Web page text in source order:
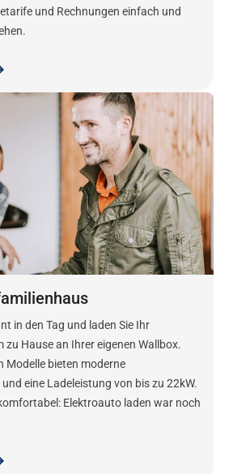
und Rechnungen einfach und
in den Tag und laden Sie Ihr
zu Hause an Ihrer eigenen Wallbox.
Modelle bieten moderne
eine Ladeleistung von bis zu 22kW.
Elektroauto laden war noch